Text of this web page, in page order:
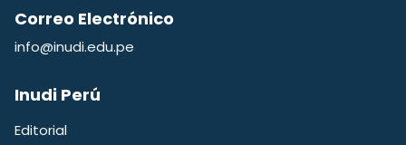
Correo Electrónico
info@inudi.edu.pe
Inudi Perú
Editorial